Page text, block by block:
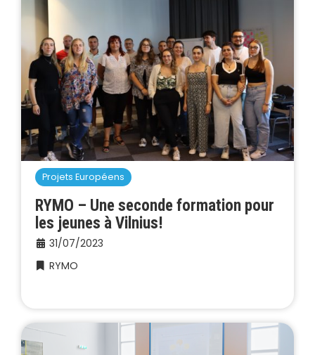
Projets Européens
RYMO – Une seconde formation pour
les jeunes à Vilnius!
31/07/2023
RYMO